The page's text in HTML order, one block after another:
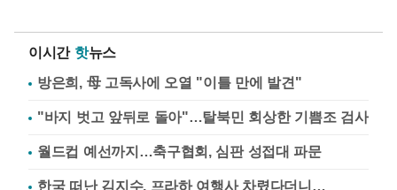
이시간 핫뉴스
방은희, 母 고독사에 오열 "이틀 만에 발견"
"바지 벗고 앞뒤로 돌아"…탈북민 회상한 기쁨조 검사
월드컵 예선까지…축구협회, 심판 성접대 파문
한국 떠난 김지수, 프라하 여행사 차렸다더니…